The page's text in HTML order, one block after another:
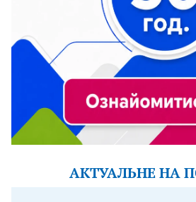
АКТУАЛЬНЕ НА